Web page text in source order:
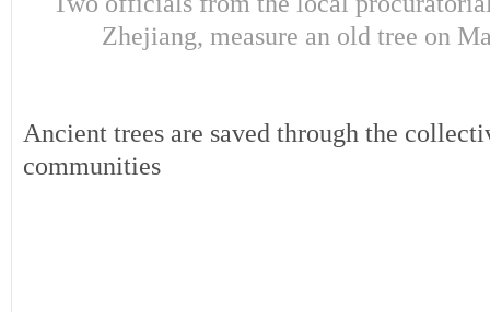
Zhejiang, measure an old tree on
Ancient trees are saved through the
communities